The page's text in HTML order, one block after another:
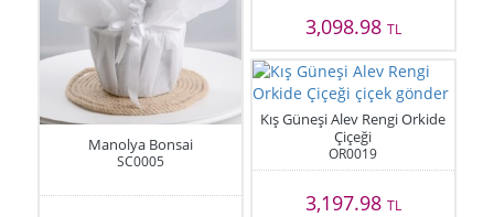
Manolya Bonsai
SC0005
3,098.98 TL
Kış Güneşi Alev Rengi Orkide
Çiçeği
OR0019
3,197.98 TL